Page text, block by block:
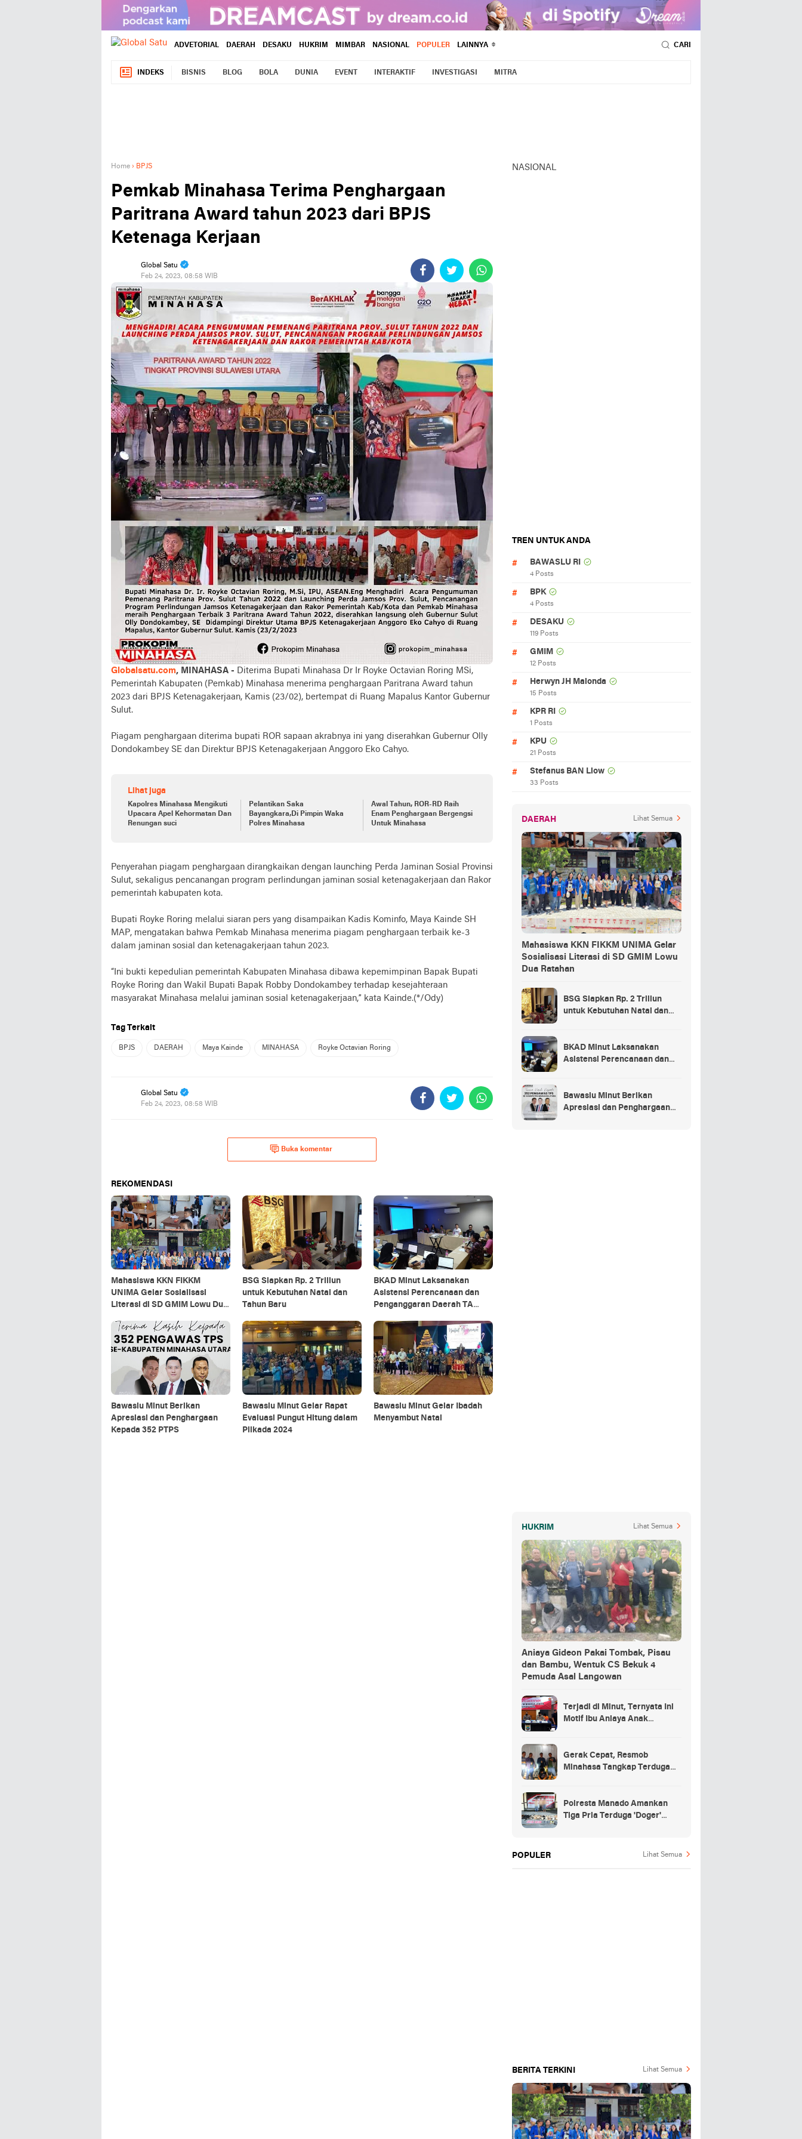
ADVETORIAL DAERAH DESAKU HUKRIM MIMBAR NASIONAL POPULER LAINNYA CARI
INDEKS BISNIS BLOG BOLA DUNIA EVENT INTERAKTIF INVESTIGASI MITRA
Home › BPJS
Pemkab Minahasa Terima Penghargaan
Paritrana Award tahun 2023 dari BPJS
Ketenaga Kerjaan
Global Satu
Feb 24, 2023, 08:58 WIB
Globalsatu.com, MINAHASA - Diterima Bupati Minahasa Dr Ir Royke Octavian Roring MSi,
Pemerintah Kabupaten (Pemkab) Minahasa menerima penghargaan Paritrana Award tahun
2023 dari BPJS Ketenagakerjaan, Kamis (23/02), bertempat di Ruang Mapalus Kantor Gubernur
Sulut.
Piagam penghargaan diterima bupati ROR sapaan akrabnya ini yang diserahkan Gubernur Olly
Dondokambey SE dan Direktur BPJS Ketenagakerjaan Anggoro Eko Cahyo.
Lihat juga
Kapolres Minahasa Mengikuti
Upacara Apel Kehormatan Dan
Renungan suci
Pelantikan Saka
Bayangkara,Di Pimpin Waka
Polres Minahasa
Awal Tahun, ROR-RD Raih
Enam Penghargaan Bergengsi
Untuk Minahasa
Penyerahan piagam penghargaan dirangkaikan dengan launching Perda Jaminan Sosial Provinsi
Sulut, sekaligus pencanangan program perlindungan jaminan sosial ketenagakerjaan dan Rakor
pemerintah kabupaten kota.
Bupati Royke Roring melalui siaran pers yang disampaikan Kadis Kominfo, Maya Kainde SH
MAP, mengatakan bahwa Pemkab Minahasa menerima piagam penghargaan terbaik ke-3
dalam jaminan sosial dan ketenagakerjaan tahun 2023.
“Ini bukti kepedulian pemerintah Kabupaten Minahasa dibawa kepemimpinan Bapak Bupati
Royke Roring dan Wakil Bupati Bapak Robby Dondokambey terhadap kesejahteraan
masyarakat Minahasa melalui jaminan sosial ketenagakerjaan,” kata Kainde.(*/Ody)
Tag Terkait
BPJS DAERAH Maya Kainde MINAHASA Royke Octavian Roring
Global Satu
Feb 24, 2023, 08:58 WIB
Buka komentar
REKOMENDASI
Mahasiswa KKN FIKKM
UNIMA Gelar Sosialisasi
Literasi di SD GMIM Lowu Dua
BSG Siapkan Rp. 2 Triliun
untuk Kebutuhan Natal dan
Tahun Baru
BKAD Minut Laksanakan
Asistensi Perencanaan dan
Penganggaran Daerah TA
Bawaslu Minut Berikan
Apresiasi dan Penghargaan
Kepada 352 PTPS
Bawaslu Minut Gelar Rapat
Evaluasi Pungut Hitung dalam
Pilkada 2024
Bawaslu Minut Gelar Ibadah
Menyambut Natal
NASIONAL
TREN UNTUK ANDA
BAWASLU RI
4 Posts
BPK
4 Posts
DESAKU
119 Posts
GMIM
12 Posts
Herwyn JH Malonda
15 Posts
KPR RI
1 Posts
KPU
21 Posts
Stefanus BAN Liow
33 Posts
DAERAH Lihat Semua
Mahasiswa KKN FIKKM UNIMA Gelar
Sosialisasi Literasi di SD GMIM Lowu
Dua Ratahan
BSG Siapkan Rp. 2 Triliun
untuk Kebutuhan Natal dan
BKAD Minut Laksanakan
Asistensi Perencanaan dan
Bawaslu Minut Berikan
Apresiasi dan Penghargaan
HUKRIM Lihat Semua
Aniaya Gideon Pakai Tombak, Pisau
dan Bambu, Wentuk CS Bekuk 4
Pemuda Asal Langowan
Terjadi di Minut, Ternyata Ini
Motif Ibu Aniaya Anak
Gerak Cepat, Resmob
Minahasa Tangkap Terduga
Polresta Manado Amankan
Tiga Pria Terduga 'Doger'
POPULER Lihat Semua
BERITA TERKINI Lihat Semua